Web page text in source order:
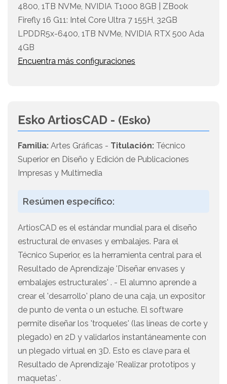
4800, 1TB NVMe, NVIDIA T1000 8GB | ZBook
Firefly 16 G11: Intel Core Ultra 7 155H, 32GB
LPDDR5x-6400, 1TB NVMe, NVIDIA RTX 500 Ada
4GB
Encuentra más configuraciones
Esko ArtiosCAD - (Esko)
Familia: Artes Gráficas - Titulación: Técnico
Superior en Diseño y Edición de Publicaciones
Impresas y Multimedia
Resúmen específico:
ArtiosCAD es el estándar mundial para el diseño
estructural de envases y embalajes. Para el
Técnico Superior, es la herramienta central para el
Resultado de Aprendizaje 'Diseñar envases y
embalajes estructurales' . - El alumno aprende a
crear el 'desarrollo' plano de una caja, un expositor
de punto de venta o un estuche. El software
permite diseñar los 'troqueles' (las líneas de corte y
plegado) en 2D y validarlos instantáneamente con
un plegado virtual en 3D. Esto es clave para el
Resultado de Aprendizaje 'Realizar prototipos y
maquetas' .